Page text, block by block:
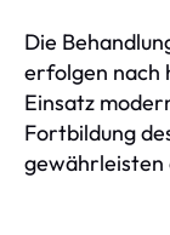
Die
erfolgen nach
Einsatz
Fortbildung
gewährleisten